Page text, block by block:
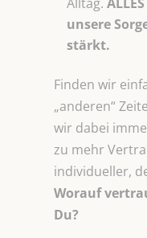
unsere
stärkt.
Finden wir
„anderen“
wir dabei
zu mehr
individueller,
Worauf
Du?